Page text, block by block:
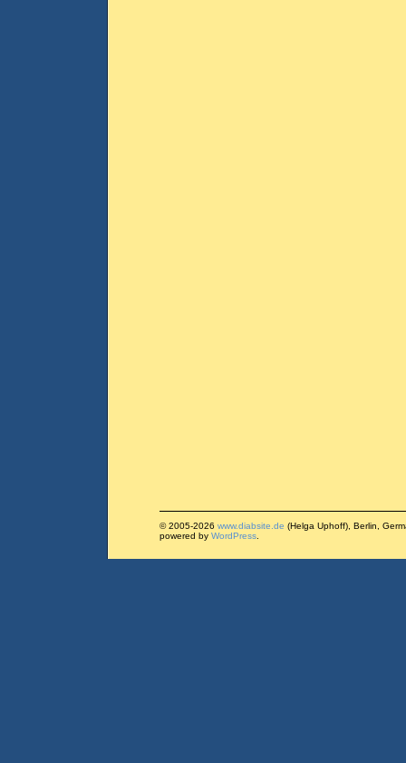
© 2005-2026 www.diabsite.de (Helga Uphoff), Berlin,
powered by WordPress.